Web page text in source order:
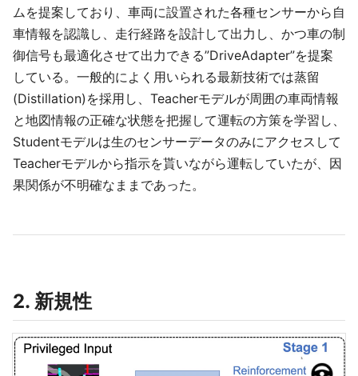
ムを提案しており、車両に設置された各種センサーから自
車情報を認識し、走行経路を設計して出力し、かつ車の制
御信号も最適化させて出力できる”DriveAdapter”を提案
している。一般的によく用いられる最新技術では蒸留
(Distillation)を採用し、Teacherモデルが周囲の車両情報
と地図情報の正確な状態を把握して運転の方策を学習し、
Studentモデルは生のセンサーデータのみにアクセスして
Teacherモデルから指示を貰いながら運転していたが、因
果関係が不明確なままであった。
2. 新規性